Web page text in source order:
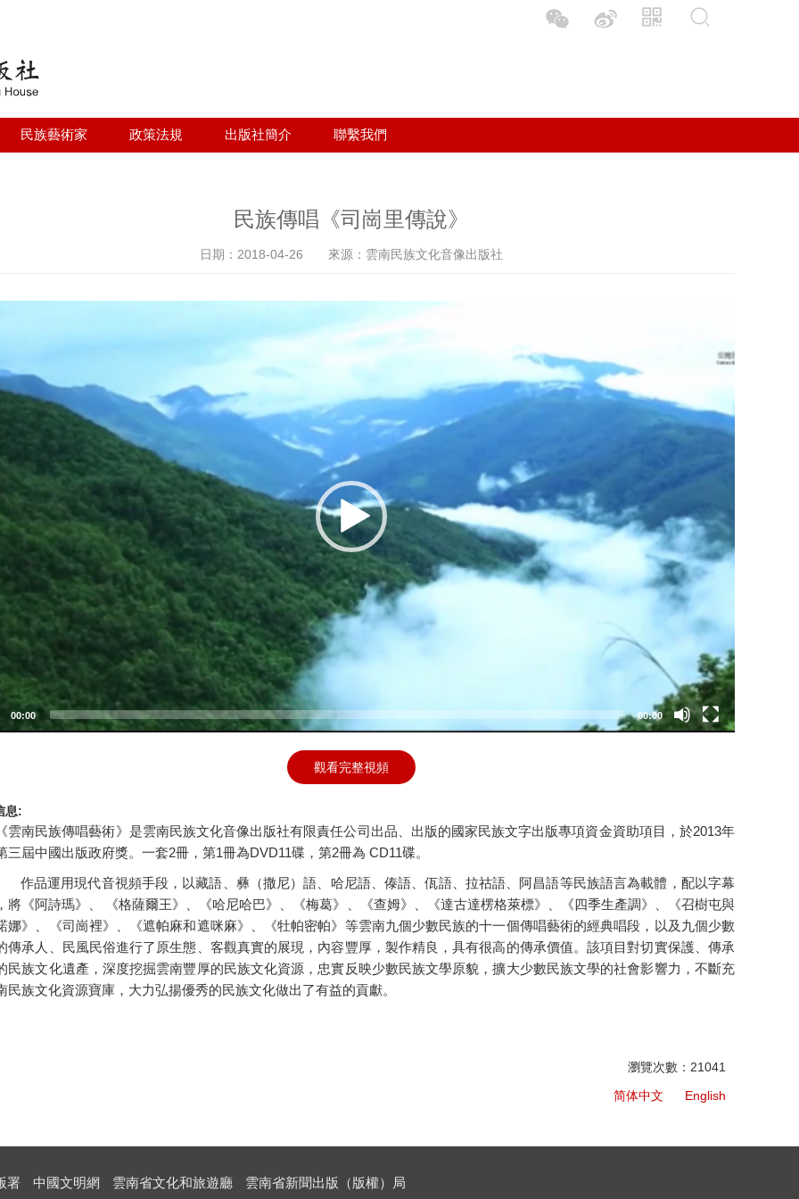
民族藝術家 政策法規 出版社簡介 聯繫我們
民族傳唱《司崗里傳說》
日期：2018-04-26 來源：雲南民族文化音像出版社
00:00 00:00
觀看完整視頻
息:
《雲南民族傳唱藝術》是雲南民族文化音像出版社有限責任公司出品、出版的國家民族文字出版專項資金資助項目，於2013年
三屆中國出版政府獎。一套2冊，第1冊為DVD11碟，第2冊為 CD11碟。
作品運用現代音視頻手段，以藏語、彝（撒尼）語、哈尼語、傣語、佤語、拉祜語、阿昌語等民族語言為載體，配以字幕
將《阿詩瑪》、 《格薩爾王》、《哈尼哈巴》、《梅葛》、《查姆》、《達古達楞格萊標》、《四季生產調》、《召樹屯與
娜》、《司崗裡》、《遮帕麻和遮咪麻》、《牡帕密帕》等雲南九個少數民族的十一個傳唱藝術的經典唱段，以及九個少數
傳承人、民風民俗進行了原生態、客觀真實的展現，內容豐厚，製作精良，具有很高的傳承價值。該項目對切實保護、傳承
民族文化遺產，深度挖掘雲南豐厚的民族文化資源，忠實反映少數民族文學原貌，擴大少數民族文學的社會影響力，不斷充
民族文化資源寶庫，大力弘揚優秀的民族文化做出了有益的貢獻。
瀏覽次數：21041
简体中文
English
署 中國文明網 雲南省文化和旅遊廳 雲南省新聞出版（版權）局